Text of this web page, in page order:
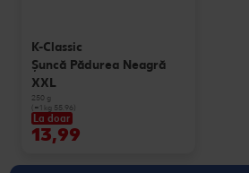
K-Classic
Şuncă Pădurea Neagră
XXL
250 g
(=1 kg 55.96)
La doar
13,99